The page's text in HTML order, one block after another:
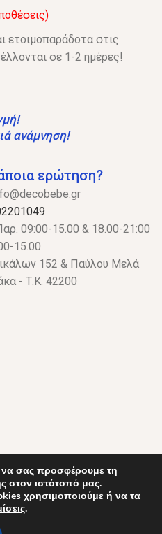
ετοιμοπαράδοτα στις
σε 1-2 ημέρες!
ανάμνηση!
ερώτηση?
09:00-15.00 & 18.00-21:00
15.00
152 & Παύλου Μελά
- Τ.Κ. 42200
να σας προσφέρουμε τη
στον ιστότοπό μας.
χρησιμοποιούμε ή να τα
.